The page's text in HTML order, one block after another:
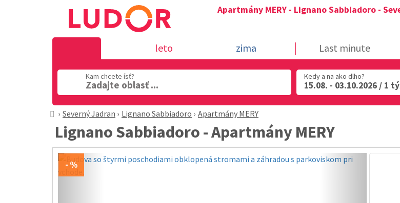
Apartmány MERY - Lignano Sabbiadoro -
leto zima Last minute
Kam chcete ísť?
Zadajte oblasť ...
Kedy a na ako dlho?
15.08. - 03.10.2026 / 1
Severný Jadran Lignano Sabbiadoro Apartmány MERY
Lignano Sabbiadoro - Apartmány MERY